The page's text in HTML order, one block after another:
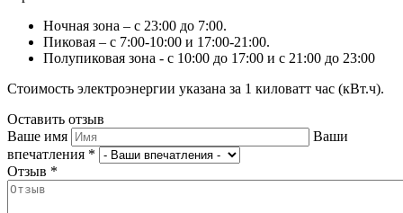
Ночная зона – с 23:00 до 7:00.
Пиковая – с 7:00-10:00 и 17:00-21:00.
Полупиковая зона - с 10:00 до 17:00 и с 21:00 до 23:00
Стоимость электроэнергии указана за 1 киловатт час (кВт.ч).
Оставить отзыв
Ваше имя
Ваши
впечатления *
Отзыв *